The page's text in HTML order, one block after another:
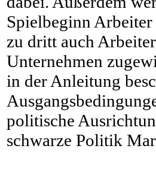
Spielbeginn
zu dritt auch
Unternehmen
in der Anleitung
politische
schwarze Politik